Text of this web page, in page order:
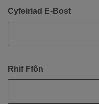
Cyfeiriad E-Bost
Rhif Ffôn